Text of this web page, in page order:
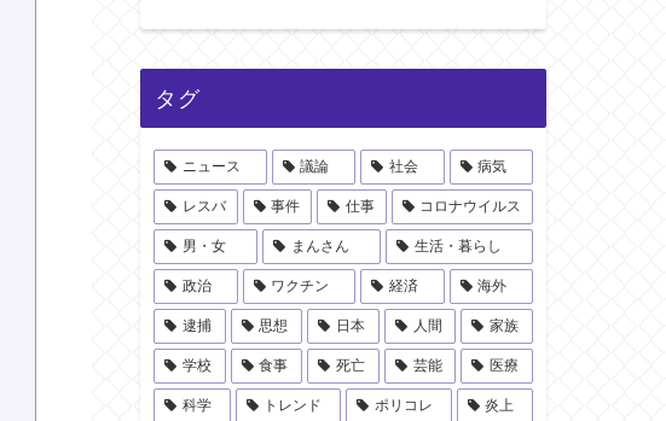
タグ
ニュース 議論 社会 病気
レスバ 事件 仕事 コロナウイルス
男・女 まんさん 生活・暮らし
政治 ワクチン 経済 海外
逮捕 思想 日本 人間 家族
学校 食事 死亡 芸能 医療
科学 トレンド ポリコレ 炎上